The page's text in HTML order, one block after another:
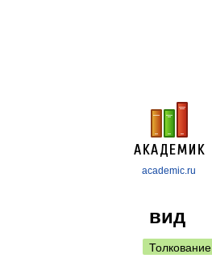
academic.ru
вид
Толкование